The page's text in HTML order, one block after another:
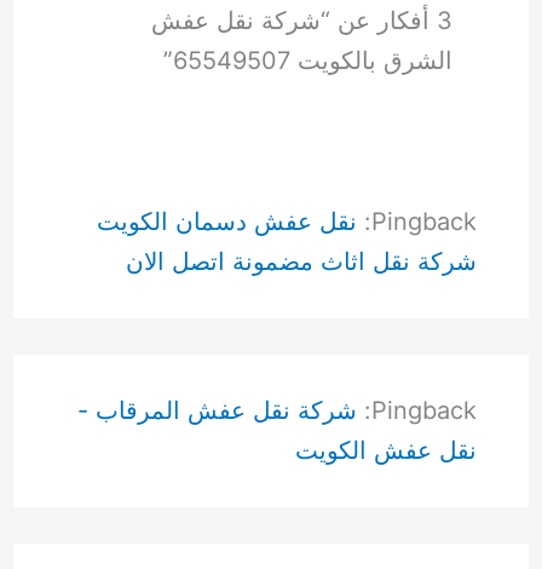
3 أفكار عن “شركة نقل عفش
الشرق بالكويت 65549507”
Pingback:
نقل عفش دسمان الكويت
شركة نقل اثاث مضمونة اتصل الان
Pingback: شركة نقل عفش المرقاب -
نقل عفش الكويت